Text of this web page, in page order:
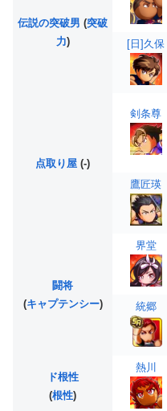
伝説の突破男 (突破
力)
[日]久保
点取り屋 (-)
剣条尊
鷹匠瑛
闘将
(キャプテンシー)
界堂
統郷
ド根性
(根性)
熱川